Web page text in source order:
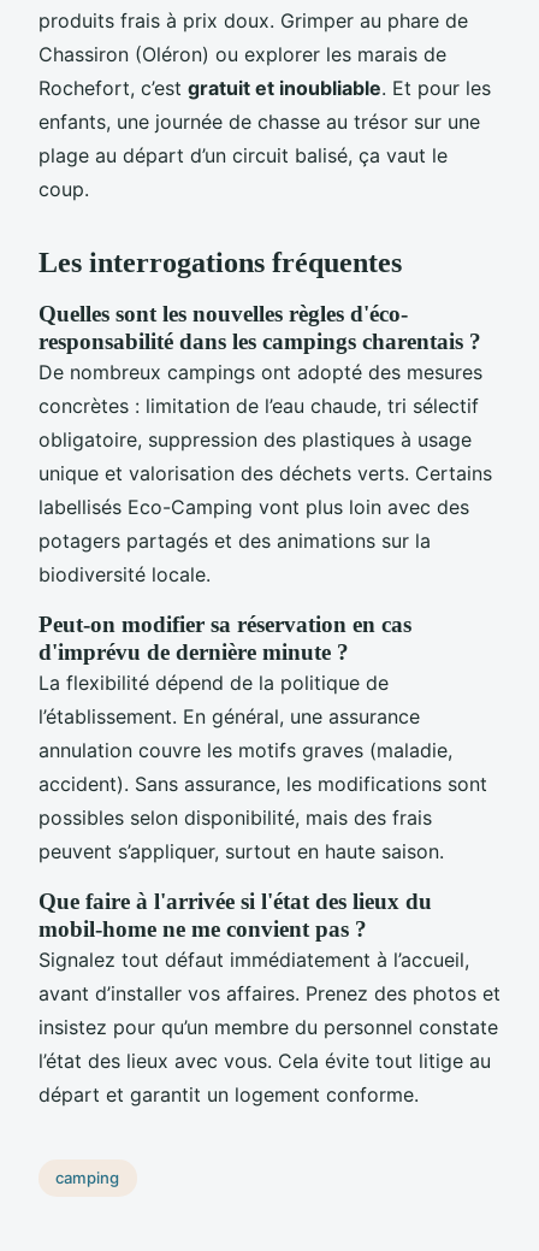
produits frais à prix doux. Grimper au phare de
Chassiron (Oléron) ou explorer les marais de
Rochefort, c’est gratuit et inoubliable. Et pour les
enfants, une journée de chasse au trésor sur une
plage au départ d’un circuit balisé, ça vaut le
coup.
Les interrogations fréquentes
Quelles sont les nouvelles règles d'éco-
responsabilité dans les campings charentais ?
De nombreux campings ont adopté des mesures
concrètes : limitation de l’eau chaude, tri sélectif
obligatoire, suppression des plastiques à usage
unique et valorisation des déchets verts. Certains
labellisés Eco-Camping vont plus loin avec des
potagers partagés et des animations sur la
biodiversité locale.
Peut-on modifier sa réservation en cas
d'imprévu de dernière minute ?
La flexibilité dépend de la politique de
l’établissement. En général, une assurance
annulation couvre les motifs graves (maladie,
accident). Sans assurance, les modifications sont
possibles selon disponibilité, mais des frais
peuvent s’appliquer, surtout en haute saison.
Que faire à l'arrivée si l'état des lieux du
mobil-home ne me convient pas ?
Signalez tout défaut immédiatement à l’accueil,
avant d’installer vos affaires. Prenez des photos et
insistez pour qu’un membre du personnel constate
l’état des lieux avec vous. Cela évite tout litige au
départ et garantit un logement conforme.
camping